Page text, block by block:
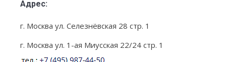
Адрес:
г. Москва ул. Селезнёвская 28 стр. 1
г. Москва ул. 1-ая Миусская 22/24 стр. 1